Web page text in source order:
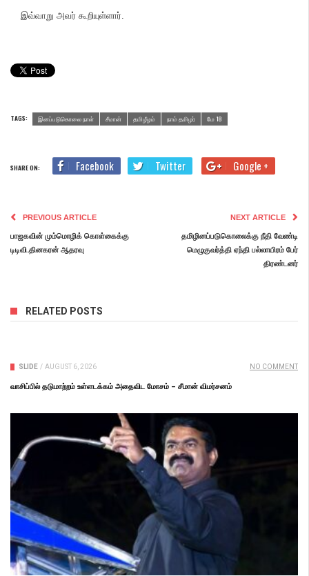
இவ்வாறு அவர் கூறியுள்ளார்.
TAGS: இனப்படுகொலை நாள் சீமான் தமிழீழம் நாம் தமிழர் மே 18
SHARE ON: Facebook Twitter Google +
PREVIOUS ARTICLE
பாஜகவின் மும்மொழிக் கொள்கைக்கு
டிடிவி.தினகரன் ஆதரவு
NEXT ARTICLE
தமிழினப்படுகொலைக்கு நீதி வேண்டி
மெழுகுவர்த்தி ஏந்தி பல்லாயிரம் பேர்
திரண்டனர்
RELATED POSTS
SLIDE / AUGUST 6, 2026 NO COMMENT
வாசிப்பில் தடுமாற்றம் உள்ளடக்கம் அதைவிட மோசம் – சீமான் விமர்சனம்